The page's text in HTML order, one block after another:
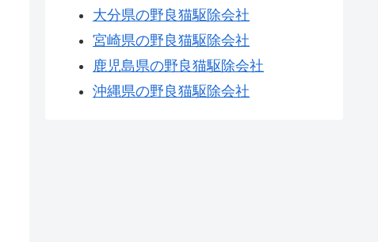
大分県の野良猫駆除会社
宮崎県の野良猫駆除会社
鹿児島県の野良猫駆除会社
沖縄県の野良猫駆除会社